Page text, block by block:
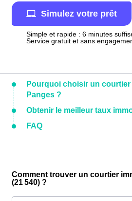
Simulez votre prêt
Simple et rapide : 6 minutes
Service gratuit et sans
Pourquoi choisir un
Panges ?
Obtenir le meilleur taux
FAQ
Comment trouver un courtier
(21 540) ?